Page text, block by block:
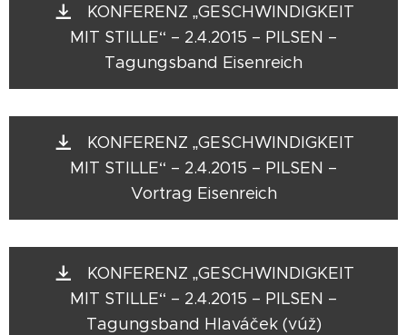
KONFERENZ „GESCHWINDIGKEIT
MIT STILLE“ – 2.4.2015 – PILSEN –
Tagungsband Eisenreich
KONFERENZ „GESCHWINDIGKEIT
MIT STILLE“ – 2.4.2015 – PILSEN –
Vortrag Eisenreich
KONFERENZ „GESCHWINDIGKEIT
MIT STILLE“ – 2.4.2015 – PILSEN –
Tagungsband Hlaváček (vúž)